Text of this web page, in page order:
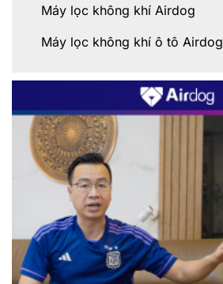
Máy lọc không khí Airdog
Máy lọc không khí ô tô Airdog